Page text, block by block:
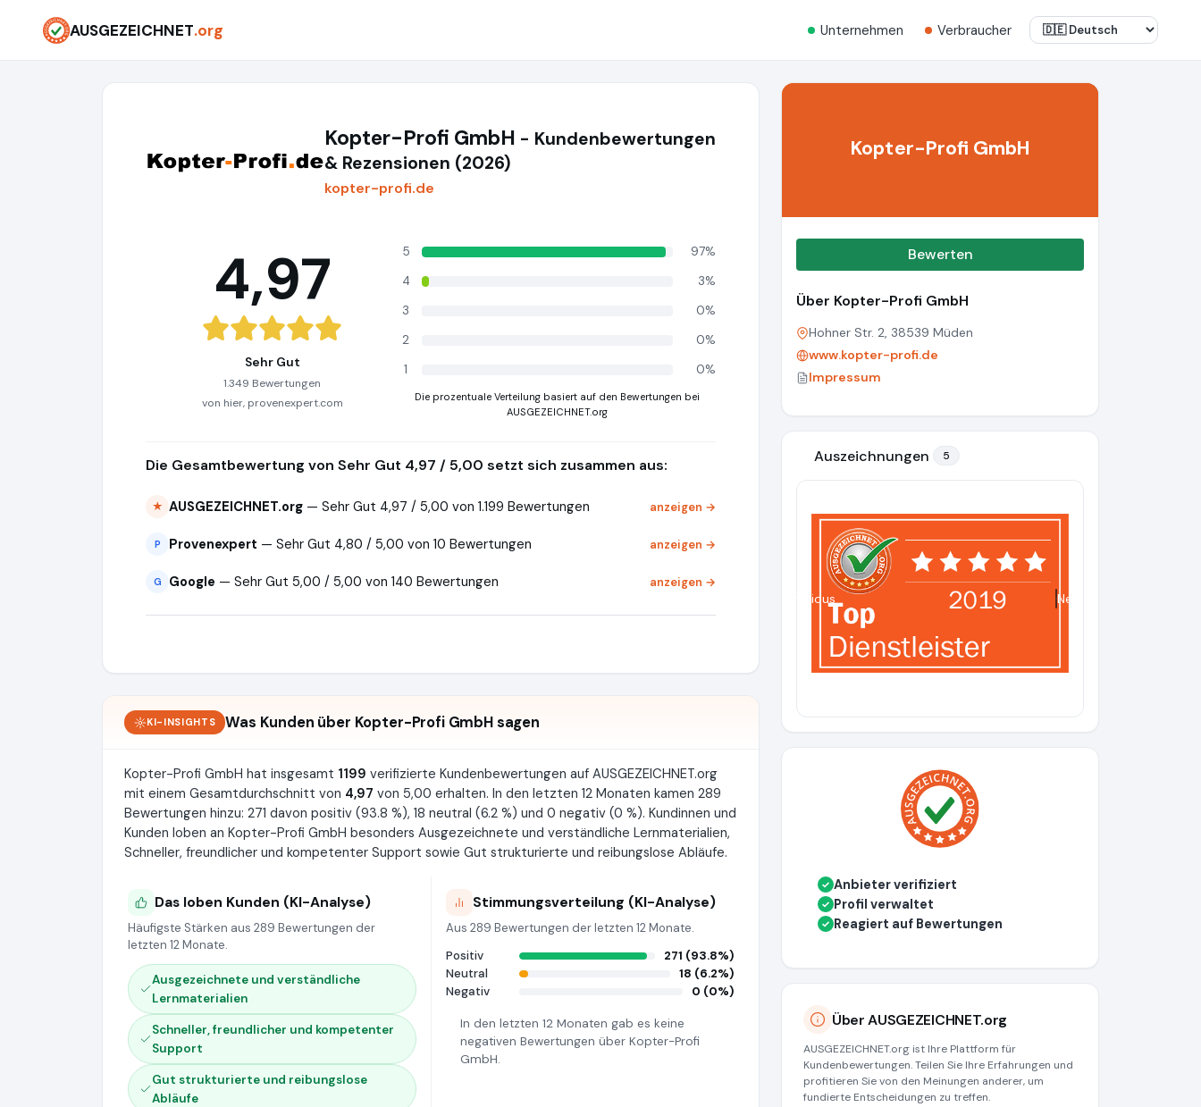
AUSGEZEICHNET.org Unternehmen Verbraucher
Kopter-Profi GmbH - Kundenbewertungen
& Rezensionen (2026)
kopter-profi.de
4,97
Sehr Gut
1.349 Bewertungen
von hier, provenexpert.com
5
97%
4
3%
3
0%
2
0%
1
0%
Die prozentuale Verteilung basiert auf den Bewertungen bei
AUSGEZEICHNET.org
Die Gesamtbewertung von Sehr Gut 4,97 / 5,00 setzt sich zusammen aus:
★ AUSGEZEICHNET.org — Sehr Gut 4,97 / 5,00 von 1.199 Bewertungen anzeigen →
P Provenexpert — Sehr Gut 4,80 / 5,00 von 10 Bewertungen anzeigen →
G Google — Sehr Gut 5,00 / 5,00 von 140 Bewertungen anzeigen →
KI-INSIGHTS Was Kunden über Kopter-Profi GmbH sagen
Kopter-Profi GmbH hat insgesamt 1199 verifizierte Kundenbewertungen auf AUSGEZEICHNET.org
mit einem Gesamtdurchschnitt von 4,97 von 5,00 erhalten. In den letzten 12 Monaten kamen 289
Bewertungen hinzu: 271 davon positiv (93.8 %), 18 neutral (6.2 %) und 0 negativ (0 %). Kundinnen und
Kunden loben an Kopter-Profi GmbH besonders Ausgezeichnete und verständliche Lernmaterialien,
Schneller, freundlicher und kompetenter Support sowie Gut strukturierte und reibungslose Abläufe.
Das loben Kunden (KI-Analyse)
Häufigste Stärken aus 289 Bewertungen der
letzten 12 Monate.
Ausgezeichnete und verständliche
Lernmaterialien
Schneller, freundlicher und kompetenter
Support
Gut strukturierte und reibungslose
Abläufe
Stimmungsverteilung (KI-Analyse)
Aus 289 Bewertungen der letzten 12 Monate.
Positiv
271 (93.8%)
Neutral
18 (6.2%)
Negativ
0 (0%)
In den letzten 12 Monaten gab es keine
negativen Bewertungen über Kopter-Profi
GmbH.
Kopter-Profi GmbH
Bewerten
Über Kopter-Profi GmbH
Hohner Str. 2, 38539 Müden
www.kopter-profi.de
Impressum
Auszeichnungen 5
Previous Next
✓ Anbieter verifiziert
✓ Profil verwaltet
✓ Reagiert auf Bewertungen
Über AUSGEZEICHNET.org
AUSGEZEICHNET.org ist Ihre Plattform für
Kundenbewertungen. Teilen Sie Ihre Erfahrungen und
profitieren Sie von den Meinungen anderer, um
fundierte Entscheidungen zu treffen.